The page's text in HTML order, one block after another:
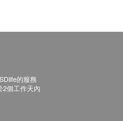
的服務
2個工作天內